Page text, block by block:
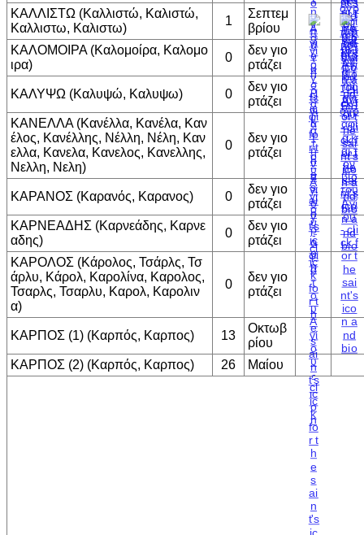
ΚΑΛΛΙΣΤΩ (Καλλιστώ, Καλιστώ,
Καλλιστω, Καλιστω)
1
Σεπτεμ
βρίου
ΚΑΛΟΜΟΙΡΑ (Καλομοίρα, Καλομο
ιρα)
0
δεν γιο
ρτάζει
ΚΑΛΥΨΩ (Καλυψώ, Καλυψω) 0
δεν γιο
ρτάζει
ΚΑΝΕΛΛΑ (Κανέλλα, Κανέλα, Καν
έλος, Κανέλλης, Νέλλη, Νέλη, Καν
ελλα, Κανελα, Κανελος, Κανελλης,
Νελλη, Νελη)
0
δεν γιο
ρτάζει
ΚΑΡΑΝΟΣ (Καρανός, Καρανος) 0
δεν γιο
ρτάζει
ΚΑΡΝΕΑΔΗΣ (Καρνεάδης, Καρνε
αδης)
0
δεν γιο
ρτάζει
ΚΑΡΟΛΟΣ (Κάρολος, Τσάρλς, Τσ
άρλυ, Κάρολ, Καρολίνα, Καρολος,
Τσαρλς, Τσαρλυ, Καρολ, Καρολιν
α)
0
δεν γιο
ρτάζει
ΚΑΡΠΟΣ (1) (Καρπός, Καρπος) 13
Οκτωβ
ρίου
ΚΑΡΠΟΣ (2) (Καρπός, Καρπος)
26 Μαίου